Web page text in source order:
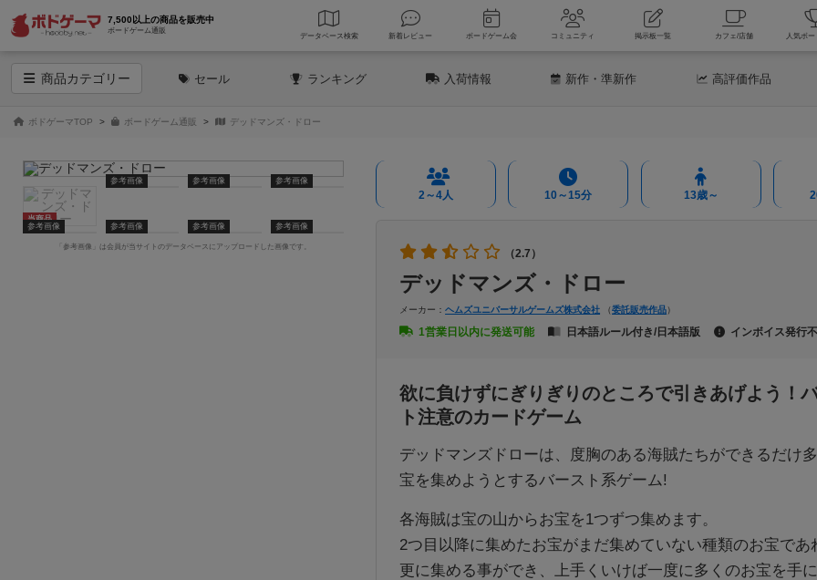
7,500以上の商品を販売中
ボードゲーム通販
データベース 検索 新着レビュー ボードゲーム会 コミュニティ 掲示板一覧 カフ
商品カテゴリー セール ランキング 入荷情報 新作 ・準新作 高評価作品
ボドゲーマTOP ボードゲーム通販 デッドマンズ・ドロー
当商品
参考画像 参考画像 参考画像
参考画像 参考画像 参考画像 参考画像
「参考画像」は会員が当サイトのデータベースにアップロードした画像です。
2～4人 10～15分 13歳～
（2.7）
デッドマンズ・ドロー
メーカー：ヘムズユニバーサルゲームズ株式会社 （委託販売作品）
1営業日以内に発送可能 日本語ルール付き/日本語版 インボイス発行
欲に負けずにぎりぎりのところで引きあげよう！
ト注意のカードゲーム
デッドマンズドローは、度胸のある海賊たちができるだけ
宝を集めようとするバースト系ゲーム!
各海賊は宝の山からお宝を1つずつ集めます。
2つ目以降に集めたお宝がまだ集めていない種類のお宝であ
更に集める事ができ、上手くいけば一度に多くのお宝を手